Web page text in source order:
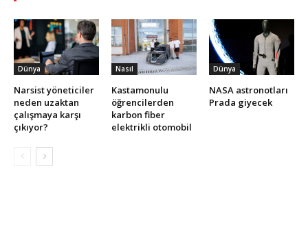
Dünya
Narsist yöneticiler
neden uzaktan
çalışmaya karşı
çıkıyor?
Nasıl
Kastamonulu
öğrencilerden
karbon fiber
elektrikli otomobil
Dünya
NASA astronotları
Prada giyecek